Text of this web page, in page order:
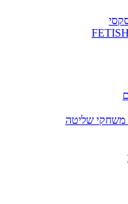
משחקי שליטה